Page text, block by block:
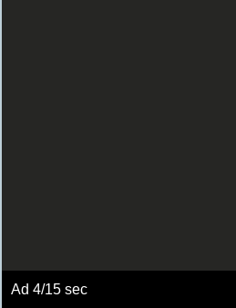
Ad4/15 sec